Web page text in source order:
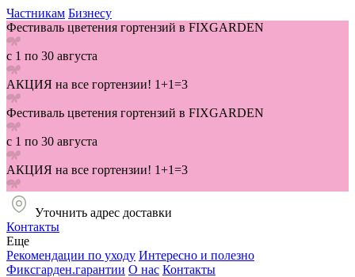
Частникам Бизнесу
Фестиваль цветения гортензий в FIXGARDEN
с 1 по 30 августа
АКЦИЯ на все гортензии! 1+1=3
Фестиваль цветения гортензий в FIXGARDEN
с 1 по 30 августа
АКЦИЯ на все гортензии! 1+1=3
Уточнить адрес доставки
Контакты
Еще
Рекомендации по уходу Интересно и полезно
Фиксгарден.гарантии О нас Контакты